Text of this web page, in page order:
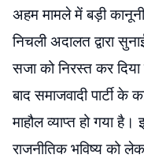
अहम मामले में बड़ी
निचली अदालत द्वारा
सजा को निरस्त कर
बाद समाजवादी पार्टी के
माहौल व्याप्त हो गया
राजनीतिक भविष्य को